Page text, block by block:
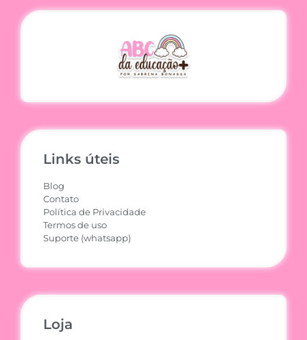
Links úteis
Blog
Contato
Política de Privacidade
Termos de uso
Suporte (whatsapp)
Loja